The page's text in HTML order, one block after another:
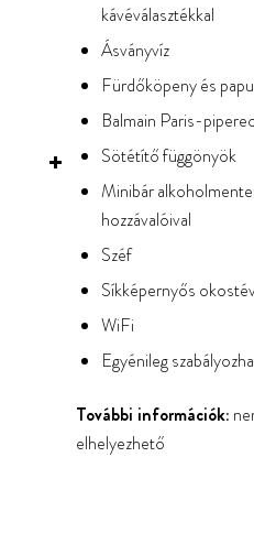
kávéválasztékkal
Ásványvíz
Fürdőköpeny és
Balmain Paris-
Sötétítő függönyök
Minibár
hozzávalóival
Széf
Síkképernyős
WiFi
Egyénileg
További információk:
elhelyezhető